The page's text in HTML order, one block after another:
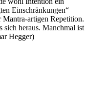
Einschränkungen“
Mantra-artigen Repetition.
sich heraus. Manchmal ist
Hegger)